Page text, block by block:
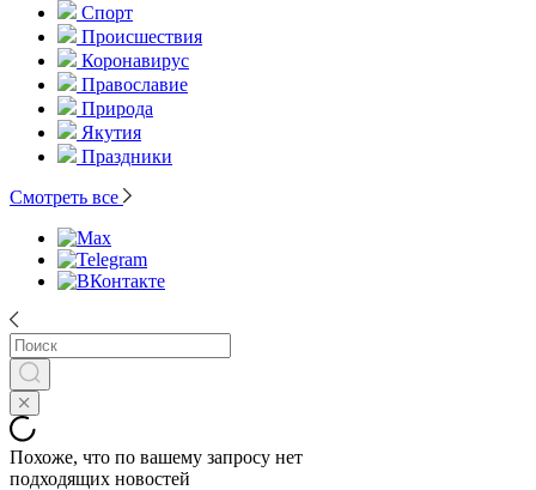
Спорт
Происшествия
Коронавирус
Православие
Природа
Якутия
Праздники
Смотреть все
Похоже, что по вашему запросу нет
подходящих новостей